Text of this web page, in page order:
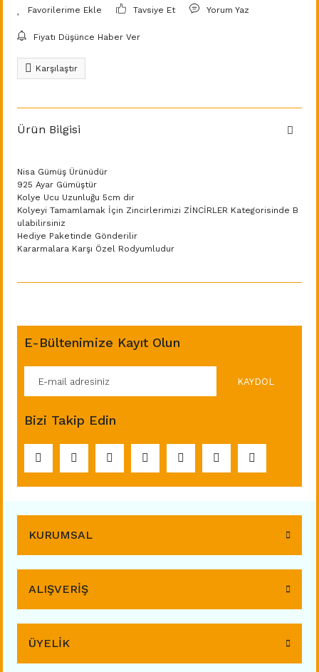
Tavsiye Et Yorum Yaz
Fiyatı Düşünce Haber Ver
Karşılaştır
Ürün Bilgisi
Nisa Gümüş Ürünüdür
925 Ayar Gümüştür
Kolye Ucu Uzunluğu 5cm dir
Kolyeyi Tamamlamak İçin Zincirlerimizi ZİNCİRLER Kategorisinde B
ulabilirsiniz
Hediye Paketinde Gönderilir
Kararmalara Karşı Özel Rodyumludur
E-Bültenimize Kayıt Olun
KAYDOL
Bizi Takip Edin
KURUMSAL
ALIŞVERİŞ
ÜYELİK